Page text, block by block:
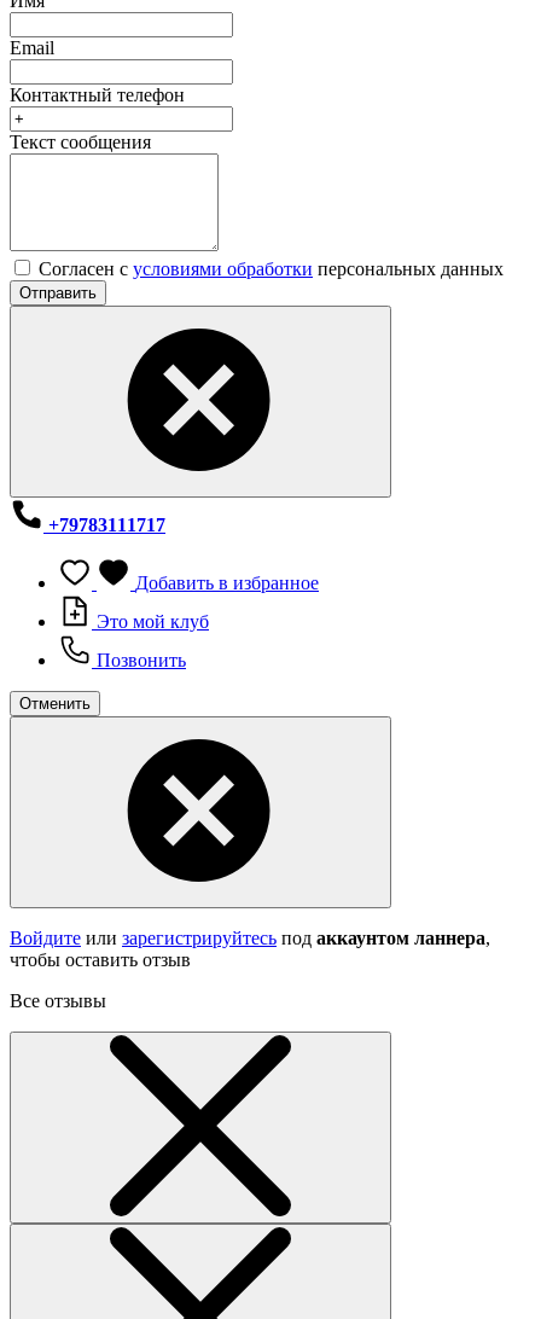
Email
Контактный телефон
Текст сообщения
Согласен с условиями обработки персональных данных
Отправить
+79783111717
Добавить в избранное
Это мой клуб
Позвонить
Отменить
Войдите или зарегистрируйтесь под аккаунтом ланнера,
чтобы оставить отзыв
Все отзывы